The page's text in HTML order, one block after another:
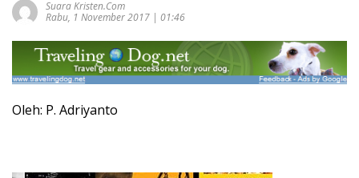
Suara Kristen.com
Rabu, 1 November 2017 | 01:46
Oleh: P. Adriyanto